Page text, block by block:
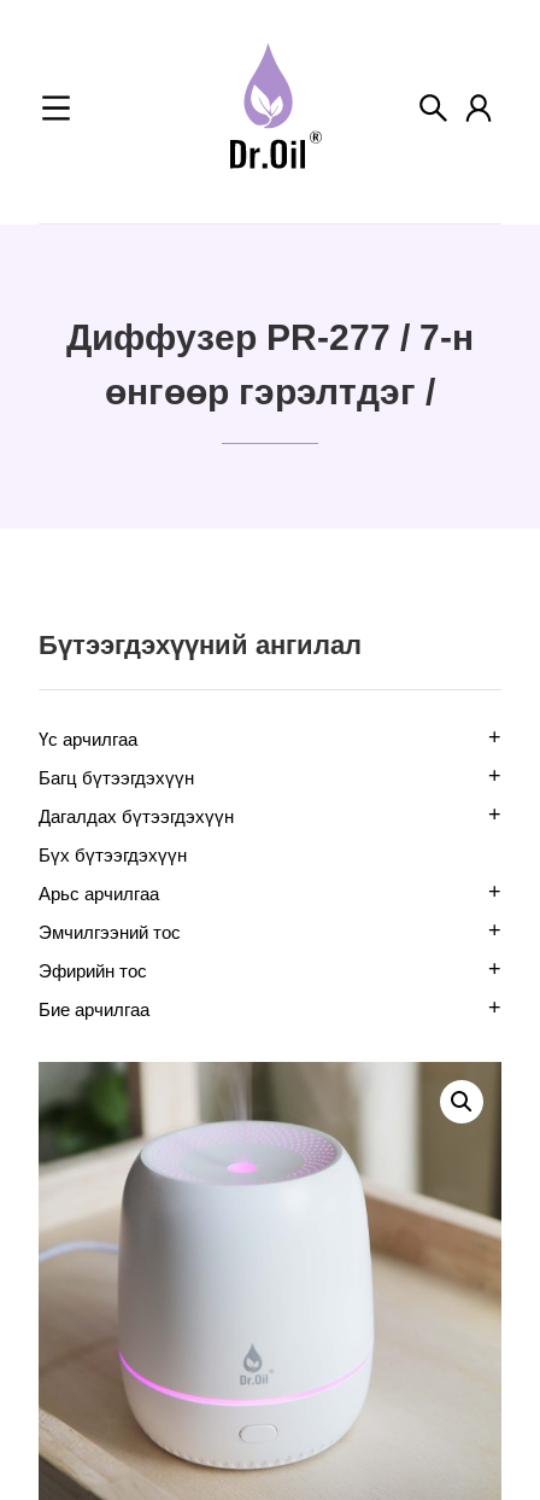
Диффузер PR-277 / 7-н
өнгөөр гэрэлтдэг /
Бүтээгдэхүүний ангилал
Үс арчилгаа +
Багц бүтээгдэхүүн +
Дагалдах бүтээгдэхүүн +
Бүх бүтээгдэхүүн
Арьс арчилгаа
+
Эмчилгээний тос +
Эфирийн тос +
Бие арчилгаа +